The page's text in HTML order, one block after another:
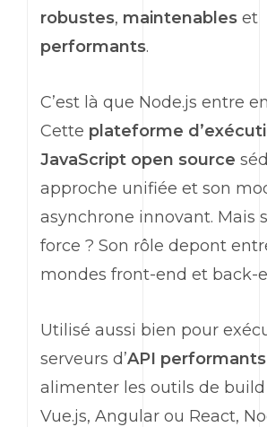
robustes, maintenables et
performants.
C’est là que Node.js entre
Cette plateforme
JavaScript open source
approche unifiée et son
asynchrone innovant. Mais
force ? Son rôle depont
mondes front-end et back-
Utilisé aussi bien pour
serveurs d’API performants
alimenter les outils de build
Vue.js, Angular ou React,